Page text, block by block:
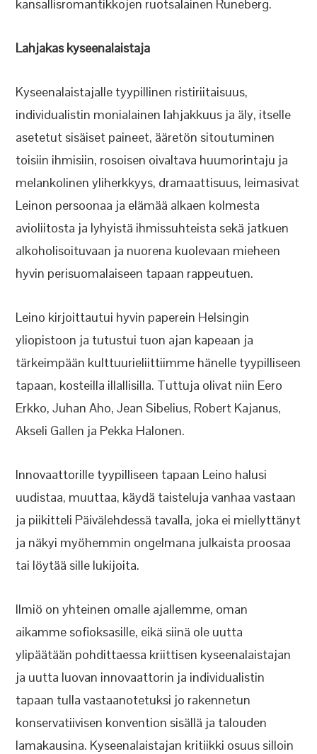
kansallisromantikkojen ruotsalainen Runeberg.
Lahjakas kyseenalaistaja
Kyseenalaistajalle tyypillinen ristiriitaisuus,
individualistin monialainen lahjakkuus ja äly, itselle
asetetut sisäiset paineet, ääretön sitoutuminen
toisiin ihmisiin, rosoisen oivaltava huumorintaju ja
melankolinen yliherkkyys, dramaattisuus, leimasivat
Leinon persoonaa ja elämää alkaen kolmesta
avioliitosta ja lyhyistä ihmissuhteista sekä jatkuen
alkoholisoituvaan ja nuorena kuolevaan mieheen
hyvin perisuomalaiseen tapaan rappeutuen.
Leino kirjoittautui hyvin paperein Helsingin
yliopistoon ja tutustui tuon ajan kapeaan ja
tärkeimpään kulttuurieliittiimme hänelle tyypilliseen
tapaan, kosteilla illallisilla. Tuttuja olivat niin Eero
Erkko, Juhan Aho, Jean Sibelius, Robert Kajanus,
Akseli Gallen ja Pekka Halonen.
Innovaattorille tyypilliseen tapaan Leino halusi
uudistaa, muuttaa, käydä taisteluja vanhaa vastaan
ja piikitteli Päivälehdessä tavalla, joka ei miellyttänyt
ja näkyi myöhemmin ongelmana julkaista proosaa
tai löytää sille lukijoita.
Ilmiö on yhteinen omalle ajallemme, oman
aikamme sofioksasille, eikä siinä ole uutta
ylipäätään pohdittaessa kriittisen kyseenalaistajan
ja uutta luovan innovaattorin ja individualistin
tapaan tulla vastaanotetuksi jo rakennetun
konservatiivisen konvention sisällä ja talouden
lamakausina. Kyseenalaistajan kritiikki osuus silloin